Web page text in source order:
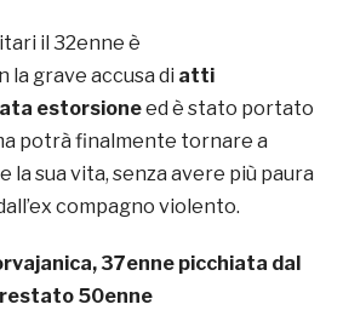
il 32enne è
la grave accusa di atti
estorsioneed è stato portato
potrà finalmente tornare a
sua vita, senza avere più paura
compagno violento.
37enne picchiata dal
50enne